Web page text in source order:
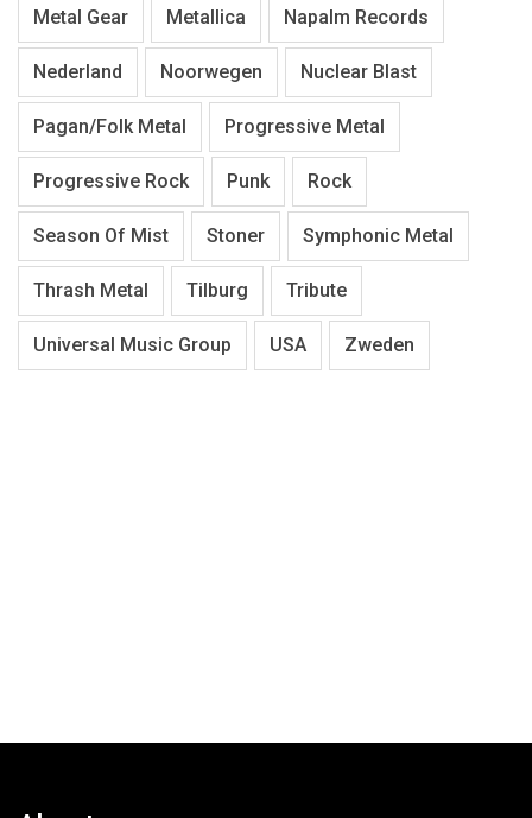
Metal Gear Metallica Napalm Records
Nederland Noorwegen Nuclear Blast
Pagan/Folk Metal Progressive Metal
Progressive Rock Punk Rock
Season Of Mist Stoner Symphonic Metal
Thrash Metal Tilburg Tribute
Universal Music Group USA Zweden